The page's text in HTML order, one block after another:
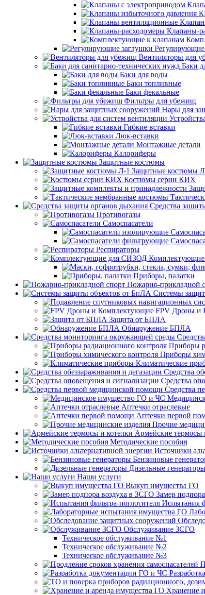
Клапаны-
Регулирующие
Вентиляторы для
Баки
Баки для воды
Баки топливные
Баки фекальные
Фильтры для убежищ
Нары для
Гибкие вставки
Люк-вставки
Монтажные детали
Калориферы
Защитные костюмы
Защитные костюмы
Костюмы серии КИХ
Средства
Противогазы
Самоспасатели
Респираторы
Приборы, палатки
Пожарно-прикладной
Системы
FPV Дроны и
Защита от БПЛА
Обнаружение БПЛА
Приборы
Приборы
Климатические
Средства
Средства
Средства
Аптечки отраслевые
Аптечки первой
Прочие
Армейские термосы
Методические пособия
Источники
Бензиновые
Дизельные генераторы
Наши услуги
Выкуп имущества ГО
Замер
Испытания
Обслуживание ЗСГО
Техническое обслуживание №1
Техническое обслуживание №2
Техническое обслуживание №3
Хранение